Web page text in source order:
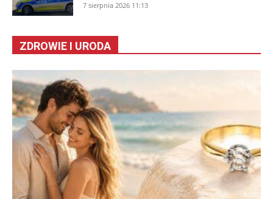
7 sierpnia 2026 11:13
ZDROWIE I URODA